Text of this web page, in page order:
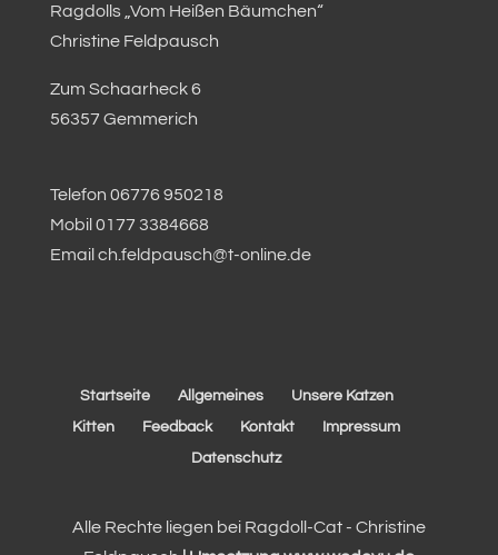
Ragdolls „Vom Heißen Bäumchen“
Christine Feldpausch
Zum Schaarheck 6
56357 Gemmerich
Telefon 06776 950218
Mobil 0177 3384668
Email ch.feldpausch@t-online.de
Startseite Allgemeines
Unsere Katzen
Kitten
Feedback Kontakt
Impressum
Datenschutz
Alle Rechte liegen bei Ragdoll-Cat - Christine